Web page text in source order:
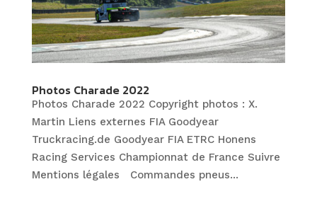
Photos Charade 2022
Photos Charade 2022 Copyright photos : X.
Martin Liens externes FIA Goodyear
Truckracing.de Goodyear FIA ETRC Honens
Racing Services Championnat de France Suivre
Mentions légales Commandes pneus...